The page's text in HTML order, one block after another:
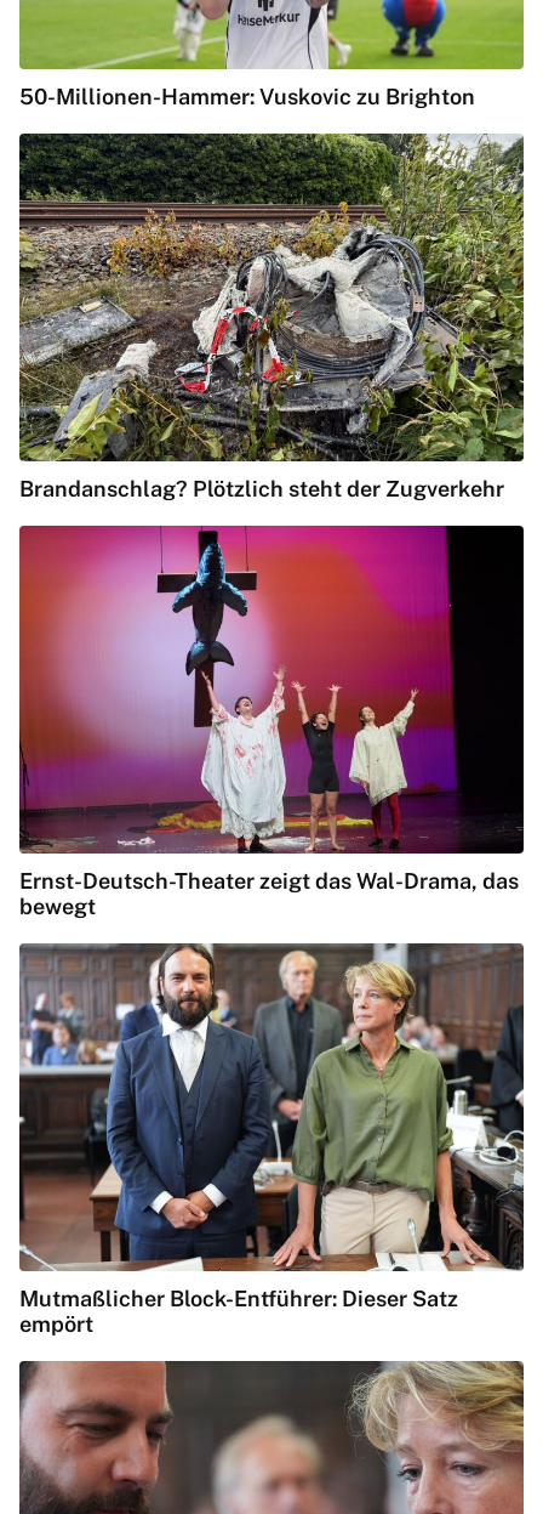
50-Millionen-Hammer: Vuskovic zu Brighton
Brandanschlag? Plötzlich steht der Zugverkehr
Ernst-Deutsch-Theater zeigt das Wal-Drama, das
bewegt
Mutmaßlicher Block-Entführer: Dieser Satz
empört